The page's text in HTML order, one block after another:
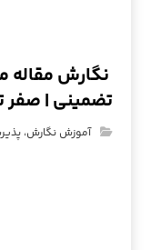
تضمینی | صفر
آموزش نگارش،